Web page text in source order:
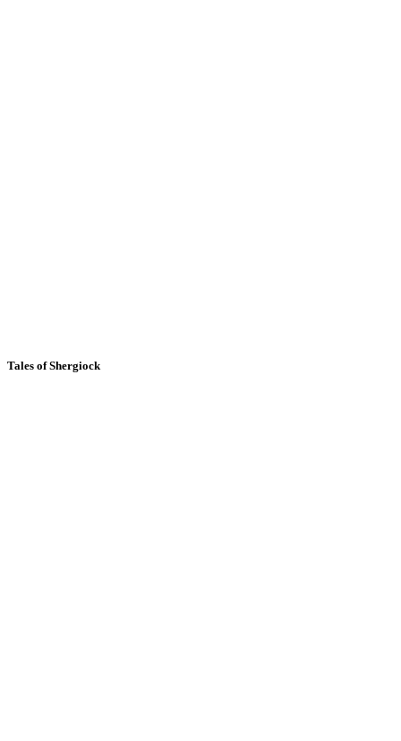
Tales of Shergiock